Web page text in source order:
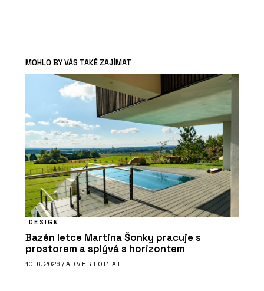
MOHLO BY VÁS TAKÉ ZAJÍMAT
DESIGN
Bazén letce Martina Šonky pracuje s
prostorem a splývá s horizontem
10. 6. 2026 / ADVERTORIAL